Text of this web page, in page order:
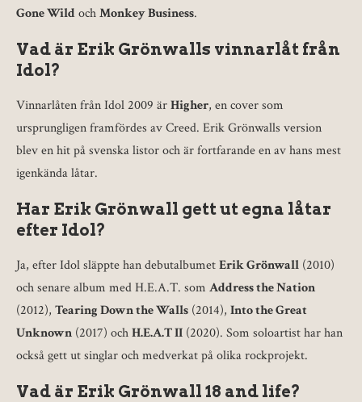
Gone WildochMonkey Business.
Vad är Erik Grönwalls vinnarlåt från
Idol?
Vinnarlåten från Idol 2009 ärHigher, en cover som
ursprungligen framfördes av Creed. Erik Grönwalls version
blev en hit på svenska listor och är fortfarande en av hans mest
igenkända låtar.
Har Erik Grönwall gett ut egna låtar
efter Idol?
Ja, efter Idol släppte han debutalbumetErik Grönwall (2010)
och senare album med H.E.A.T. som Address the Nation
(2012), Tearing Down the Walls (2014), Into the Great
Unknown (2017) ochH.E.A.T II (2020). Som soloartist har han
också gett ut singlar och medverkat på olika rockprojekt.
Vad är Erik Grönwall 18 and life?